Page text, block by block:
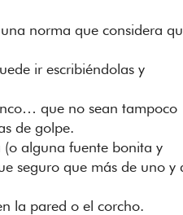
norma que considera
ir escribiéndolas y
que no sean tampoco
de golpe.
(o alguna fuente bonita y
seguro que más de uno y
la pared o el corcho.